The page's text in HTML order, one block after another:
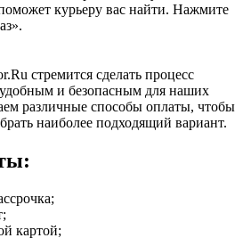
курьеру вас найти. Нажмите
стремится сделать процесс
и безопасным для наших
различные способы оплаты, чтобы
наиболее подходящий вариант.
картой;